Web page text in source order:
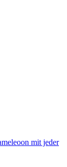
mit jeder